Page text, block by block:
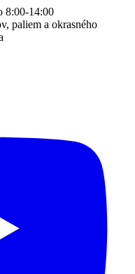
8:00-14:00
paliem a okrasného